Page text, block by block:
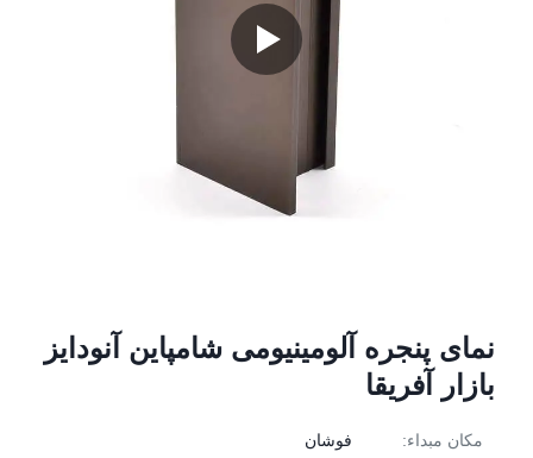
نمای پنجره آلومینیومی شامپاین آنودایز
بازار آفریقا
مکان مبداء: فوشان